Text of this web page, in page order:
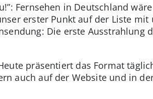
Fernsehen in Deutschland
erster Punkt auf der Liste mit
Die erste Ausstrahlung
präsentiert das Format
auch auf der Website und in